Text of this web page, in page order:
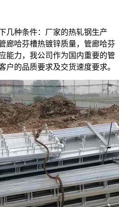
几种条件：厂家的热轧钢生产
廊哈芬槽热镀锌质量，管廊哈芬
能力，我公司作为国内重要的管
户的品质要求及交货速度要求。